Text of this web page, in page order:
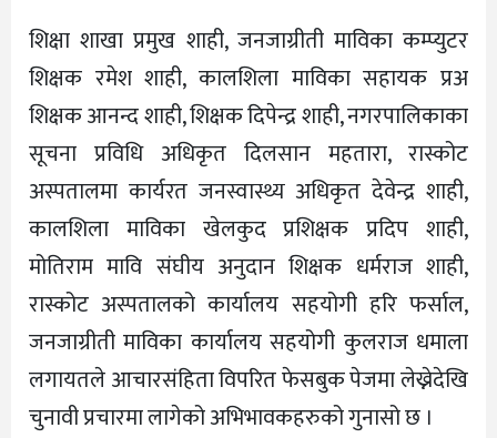
शिक्षा शाखा प्रमुख शाही, जनजाग्रीती माविका कम्प्युटर
शिक्षक रमेश शाही, कालशिला माविका सहायक प्रअ
शिक्षक आनन्द शाही, शिक्षक दिपेन्द्र शाही, नगरपालिकाका
सूचना प्रविधि अधिकृत दिलसान महतारा, रास्कोट
अस्पतालमा कार्यरत जनस्वास्थ्य अधिकृत देवेन्द्र शाही,
कालशिला माविका खेलकुद प्रशिक्षक प्रदिप शाही,
मोतिराम मावि संघीय अनुदान शिक्षक धर्मराज शाही,
रास्कोट अस्पतालको कार्यालय सहयोगी हरि फर्साल,
जनजाग्रीती माविका कार्यालय सहयोगी कुलराज धमाला
लगायतले आचारसंहिता विपरित फेसबुक पेजमा लेख्नेदेखि
चुनावी प्रचारमा लागेको अभिभावकहरुको गुनासो छ ।